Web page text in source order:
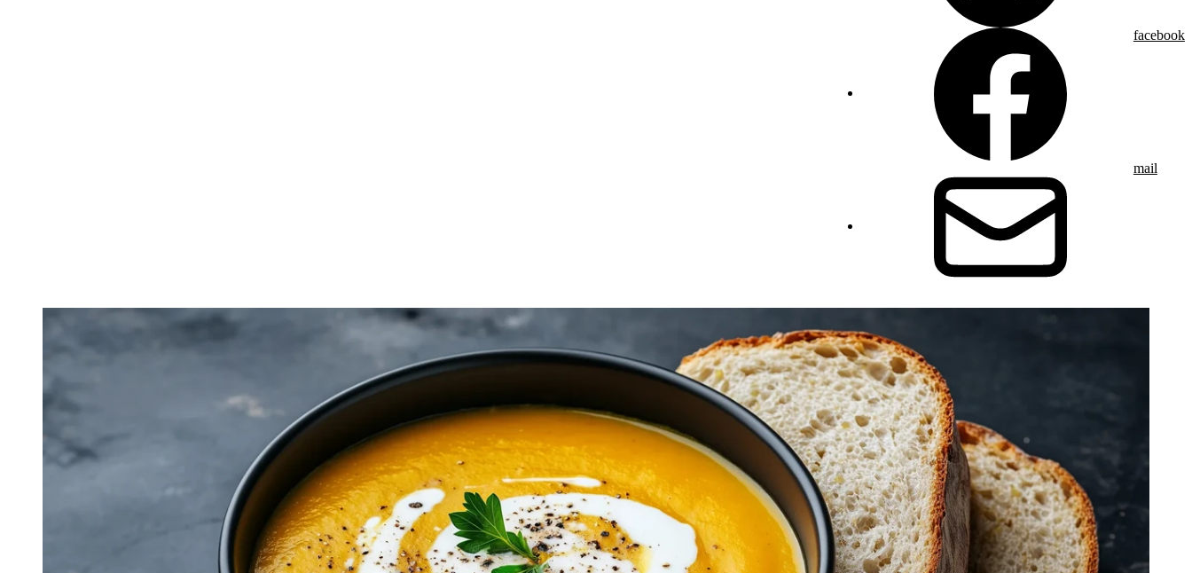
facebook
mail